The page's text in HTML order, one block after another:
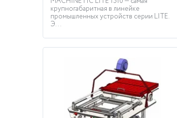
крупногабаритная в линейке
промышленных устройств серии LITE.
Э...